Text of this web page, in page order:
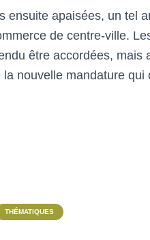
ensuite apaisées, un tel
de centre-ville.
être accordées,
nouvelle mandature
THÉMATIQUES